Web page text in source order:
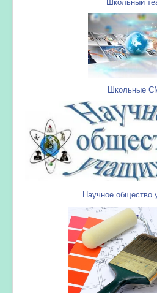
Школьные
Научное общество